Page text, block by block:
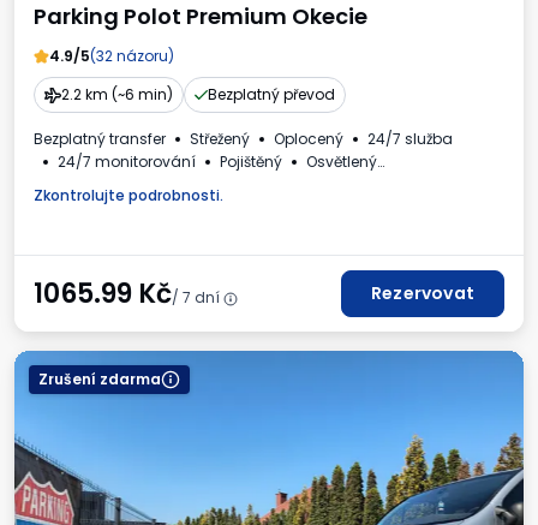
Parking Polot Premium Okecie
4.9/5(32 názoru)
2.2 km (~6 min)
Bezplatný převod
Bezplatný transfer Střežený Oplocený
24/7 služba
24/7 monitorování
Pojištěný
Osvětlený
Zkontrolujte podrobnosti.
1065.99 Kč/ 7 dní Rezervovat
Zrušení zdarma